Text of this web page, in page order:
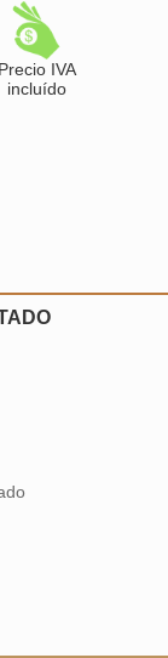
Precio IVA
incluído